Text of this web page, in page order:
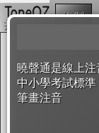
曉聲通是線上
中小學考試標
筆畫注音
複製